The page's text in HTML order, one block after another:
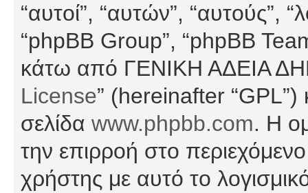
“αυτοί”, “αυτών”, “αυτούς”,
“phpBB Group”, “phpBB
κάτω από ΓΕΝΙΚΗ ΑΔΕΙΑ
License” (hereinafter “GPL”)
σελίδα www.phpbb.com. Η
την επιρροή στο
χρήστης με αυτό το